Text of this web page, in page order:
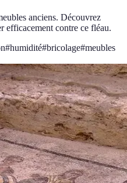
anciens. Découvrez
efficacement contre ce fléau.
#humidité#bricolage#meubles